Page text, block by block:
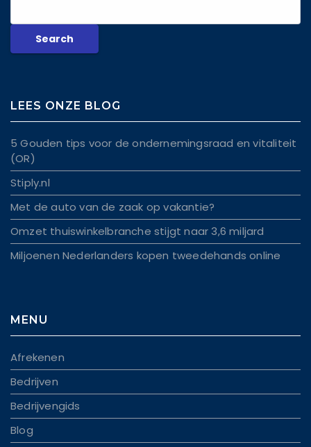
LEES ONZE BLOG
5 Gouden tips voor de ondernemingsraad en vitaliteit
(OR)
Stiply.nl
Met de auto van de zaak op vakantie?
Omzet thuiswinkelbranche stijgt naar 3,6 miljard
Miljoenen Nederlanders kopen tweedehands online
MENU
Afrekenen
Bedrijven
Bedrijvengids
Blog